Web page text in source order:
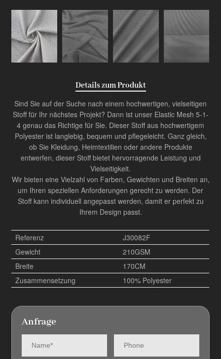
Details zum Produkt
Sind Sie auf der Suche nach einem hochwertigen, vielseitigen
Stoff für Ihr nächstes Projekt? Dann ist unser Elastic Mesh 5-1-
4 genau das Richtige für Sie. Dieser Stoff aus hochwertigem
Polyester ist langlebig, bequem und pflegeleicht. Ganz gleich,
ob Sie Kleidung, Heimtextilien oder andere Produkte
entwerfen, dieser Stoff bietet hervorragende Leistung und
Vielseitigkeit.
Wir bieten eine Vielzahl von Farben, Gewichten und Breiten an,
um Ihren speziellen Anforderungen gerecht zu werden. Der
Stoff kann individuell angepasst werden, damit er perfekt zu
Ihrem Design passt.
Referenz
J30082F
Gewicht
210GSM
Breite
170CM
Zusammensetzung
100% Polyester
Anfrage